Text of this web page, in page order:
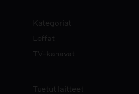
Kategoriat
Leffat
TV-kanavat
Tuetut laitteet